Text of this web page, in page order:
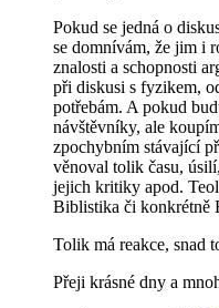
Pokud se jedná o
se domnívám, že jim i
znalosti a schopnosti
při diskusi s fyzikem,
potřebám. A pokud
návštěvníky, ale
zpochybním stávající
věnoval tolik času,
jejich kritiky apod.
Biblistika či konkrétně
Tolik má reakce, snad
Přeji krásné dny a